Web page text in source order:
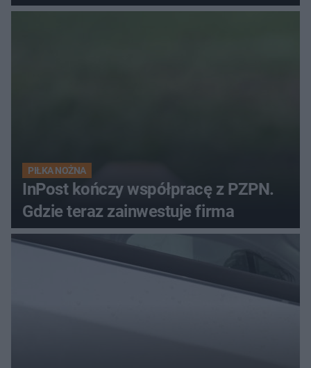
"MasterChefa"
PIŁKA NOŻNA
InPost kończy współpracę z PZPN.
Gdzie teraz zainwestuje firma